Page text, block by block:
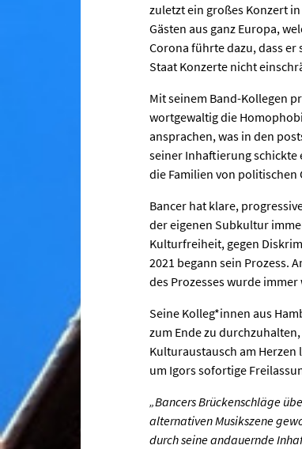
zuletzt ein großes Konzert
Gästen aus ganz Europa,
Corona führte dazu, dass
Staat Konzerte nicht
Mit seinem Band-Kollegen
wortgewaltig die
ansprachen, was in den
seiner Inhaftierung schickte
die Familien von politischen
Bancer hat klare,
der eigenen Subkultur
Kulturfreiheit, gegen
2021 begann sein Prozess.
des Prozesses wurde
Seine Kolleg*innen aus
zum Ende zu
Kulturaustausch am
um Igors sofortige
„Bancers Brückenschläge
alternativen Musikszene
durch seine andauernde